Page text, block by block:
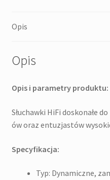
Opis
Opis
Opis i parametry produktu:
Słuchawki HiFi doskonałe
ów oraz entuzjastów
Specyfikacja:
Typ: Dynamiczne,